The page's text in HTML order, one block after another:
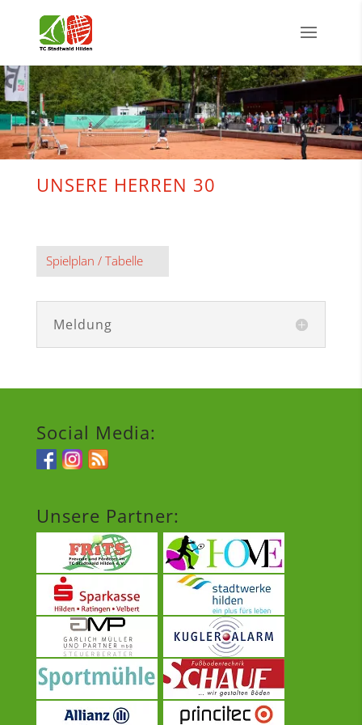
UNSERE HERREN 30
Spielplan / Tabelle
Meldung
Social Media:
Unsere Partner: